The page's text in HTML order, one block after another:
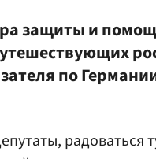
защиты и
по
радоваться